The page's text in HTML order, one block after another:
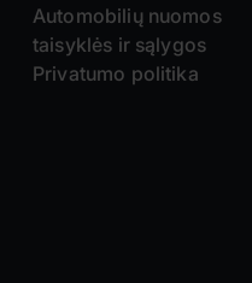
Automobilių nuomos
taisyklės ir sąlygos
Privatumo politika